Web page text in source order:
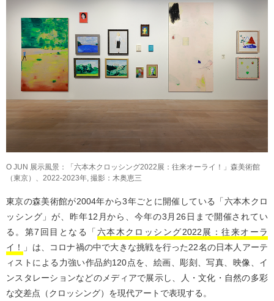
O JUN 展示風景：「六本木クロッシング2022展：往来オーライ！」森美術館
（東京）、2022-2023年, 撮影：木奥恵三
東京の森美術館が2004年から3年ごとに開催している「六本木クロ
ッシング」が、昨年12月から、今年の3月26日まで開催されてい
る。第7回目となる「 六本木クロッシング2022展：往来オーラ
イ！
」は、コロナ禍の中で大きな挑戦を行った22名の日本人アーテ
ィストによる力強い作品約120点を、絵画、彫刻、写真、映像、イ
ンスタレーションなどのメディアで展示し、人・文化・自然の多彩
な交差点（クロッシング）を現代アートで表現する。